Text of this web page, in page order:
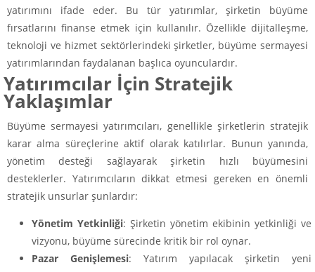
yatırımını ifade eder. Bu tür yatırımlar, şirketin büyüme
fırsatlarını finanse etmek için kullanılır. Özellikle dijitalleşme,
teknoloji ve hizmet sektörlerindeki şirketler, büyüme sermayesi
yatırımlarından faydalanan başlıca oyunculardır.
Yatırımcılar İçin Stratejik
Yaklaşımlar
Büyüme sermayesi yatırımcıları, genellikle şirketlerin stratejik
karar alma süreçlerine aktif olarak katılırlar. Bunun yanında,
yönetim desteği sağlayarak şirketin hızlı büyümesini
desteklerler. Yatırımcıların dikkat etmesi gereken en önemli
stratejik unsurlar şunlardır:
Yönetim Yetkinliği: Şirketin yönetim ekibinin yetkinliği ve
vizyonu, büyüme sürecinde kritik bir rol oynar.
Pazar Genişlemesi: Yatırım yapılacak şirketin yeni